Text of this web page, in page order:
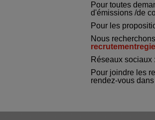
Pour toutes
d'émissions /de
Pour les
Nous
Réseaux sociaux :
Pour joindre les
rendez-vous